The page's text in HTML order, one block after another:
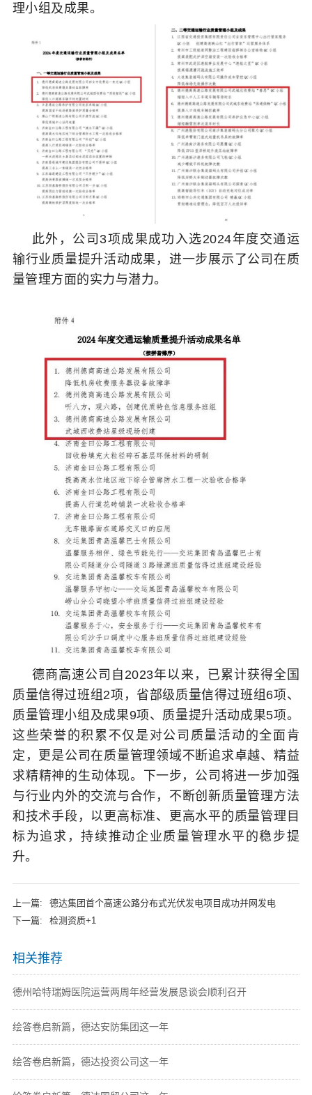
理小组及成果。
此外，公司3项成果成功入选2024年度交通运
输行业质量提升活动成果，进一步展示了公司在质
量管理方面的实力与潜力。
德商高速公司自2023年以来，已累计获得全国
质量信得过班组2项，省部级质量信得过班组6项、
质量管理小组及成果9项、质量提升活动成果5项。
这些荣誉的积累不仅是对公司质量活动的全面肯
定，更是公司在质量管理领域不断追求卓越、精益
求精精神的生动体现。
下一步 ，公司将进一步加强
与行业内外的交流与合作，不断创新质量管理方法
和技术手段，以更高标准、更高水平的质量管理目
标为追求，持续推动企业质量管理水平的稳步提
升。
上一篇:
德达集团首个高速公路分布式光伏发电项目成功并网发电
下一篇:
检测资质+1
相关推荐
德州哈特瑞姆医院运营两周年经营发展恳谈会顺利召开
绘答卷启新篇，德达安防集团这一年
绘答卷启新篇，德达投资公司这一年